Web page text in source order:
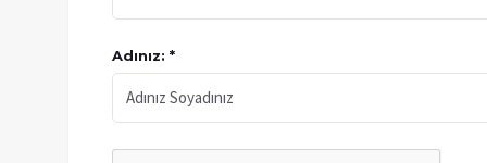
Adınız: *